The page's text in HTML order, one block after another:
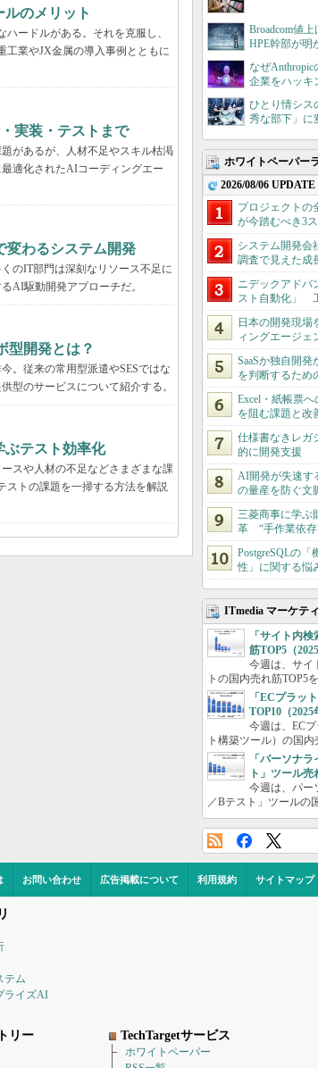
のメリット
ードルがある。それを克服し、
工業やJX金属の導入事例とともに
実装・テストまで
があるが、人材不足やスキル枯渇
適化されたAIコーディングエー
わるシステム開発
のIT部門は深刻なリソース不足に
AI駆動開発アプローチだ。
型開発とは？
。従来の常用型派遣やSESではな
型のサービスについて紹介する。
ぶテスト効率化
スや人材の不足などさまざまな課
ストの課題を一掃する方法を解説
Broadcom値
HPE幹部が明
なぜAnthropic
企業をハッキ
ひとり情シ
秀な部下」に
ホワイトペーパー
2026/08/06 UPDATE
プロジェクトの
が今踏むべき3
システム開発
調査で見えた成
ニデックアドバ
スト自動化」
日本の開発現場
ィングエージェ
SaaSか独自開
を判断するため
Excel・紙帳票
を阻む課題と改
仕様書なきレガ
的に開発支援
AI開発が失速
の量産を防ぐ文
三菱商事に学ぶ
革 “手作業依存
PostgreSQLの
性」に関する悩
ITmedia マーケテ
「サイト内
筋TOP5（
今週は、サイ
トの国内売れ筋TOP5
「ECプラッ
TOP10（2025
今週は、EC
ト構築ツール）の国内
「パーソナ
ト」ツール売
今週は、パー
／Bテスト」ツールの
お問い合わせ 広告掲載について 利用規約 サイトマップ
テム
ライズAI
リー TechTargetサービス
ホワイトペーパー